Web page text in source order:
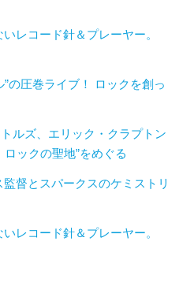
レコード針＆プレーヤー。
の圧巻ライブ！ ロックを創っ
ルズ、エリック・クラプトン
ックの聖地”をめぐる
督とスパークスのケミストリ
レコード針＆プレーヤー。